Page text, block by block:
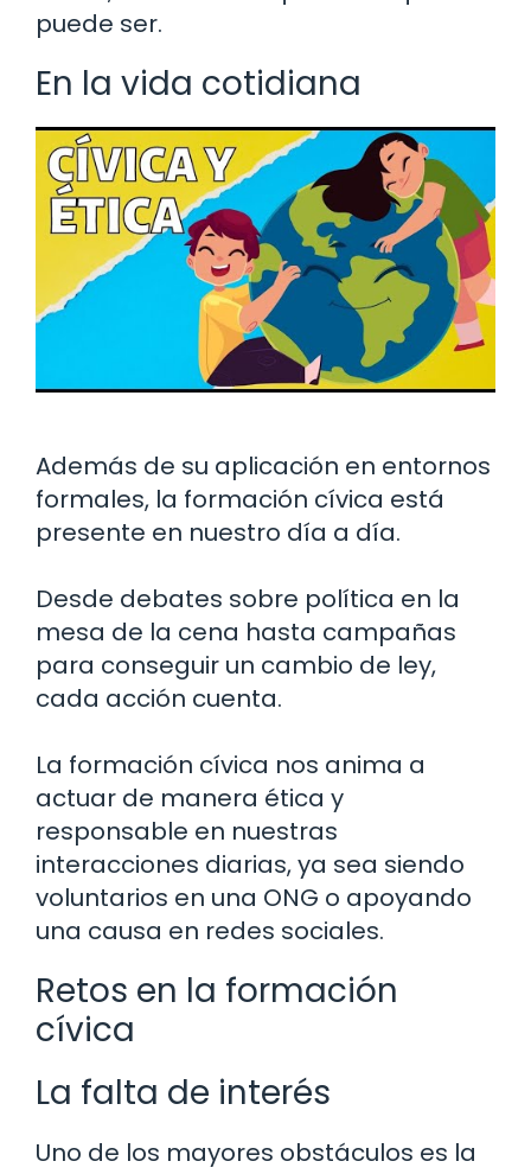
puede ser.
En la vida cotidiana
Además de su aplicación en entornos
formales, la formación cívica está
presente en nuestro día a día.
Desde debates sobre política en la
mesa de la cena hasta campañas
para conseguir un cambio de ley,
cada acción cuenta.
La formación cívica nos anima a
actuar de manera ética y
responsable en nuestras
interacciones diarias, ya sea siendo
voluntarios en una ONG o apoyando
una causa en redes sociales.
Retos en la formación
cívica
La falta de interés
Uno de los mayores obstáculos es la